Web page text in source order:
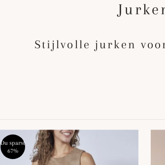
Stijlvolle jurken
Du sparst
67%